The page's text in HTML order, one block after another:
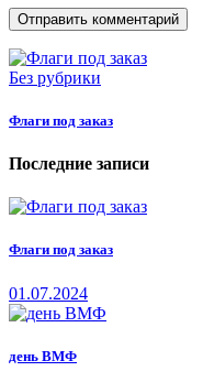
Без рубрики
Флаги под заказ
Последние записи
Флаги под заказ
01.07.2024
день ВМФ